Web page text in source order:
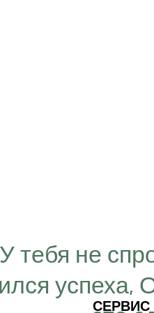
тебя не
успеха,
СЕРВИС